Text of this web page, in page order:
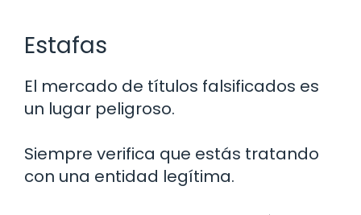
Estafas
El mercado de títulos falsificados es
un lugar peligroso.
Siempre verifica que estás tratando
con una entidad legítima.